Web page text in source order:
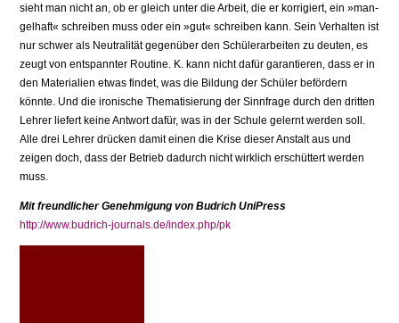
sieht man nicht an, ob er gleich unter die Arbeit, die er korrigiert, ein »man­
gelhaft« schreiben muss oder ein »gut« schreiben kann. Sein Verhalten ist
nur schwer als Neutralität gegenüber den Schülerarbeiten zu deuten, es
zeugt von entspannter Routine. K. kann nicht dafür garantieren, dass er in
den Materialien etwas findet, was die Bildung der Schüler befördern
könnte. Und die ironische Thematisierung der Sinnfrage durch den dritten
Lehrer liefert keine Antwort dafür, was in der Schule gelernt werden soll.
Alle drei Lehrer drücken damit einen die Krise dieser Anstalt aus und
zeigen doch, dass der Betrieb dadurch nicht wirklich erschüttert werden
muss.
Mit freundlicher Genehmigung von Budrich UniPress
http://www.budrich-journals.de/index.php/pk